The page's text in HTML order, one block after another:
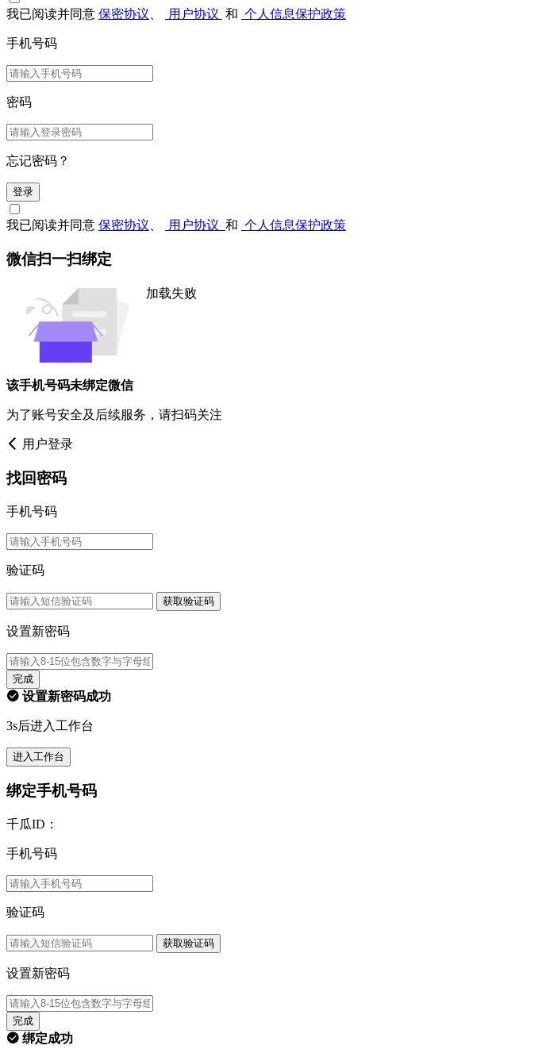
我已阅读并同意 保密协议 用户协议 和 个人信息保护政策
手机号码
密码
忘记密码？
登录
我已阅读并同意 保密协议 用户协议 和 个人信息保护政策
微信扫一扫绑定
加载失败
该手机号码未绑定微信
为了账号安全及后续服务，请扫码关注
用户登录
找回密码
手机号码
验证码
获取验证码
设置新密码
完成
设置新密码成功
3s后进入工作台
进入工作台
绑定手机号码
千瓜ID：
手机号码
验证码
获取验证码
设置新密码
完成
绑定成功